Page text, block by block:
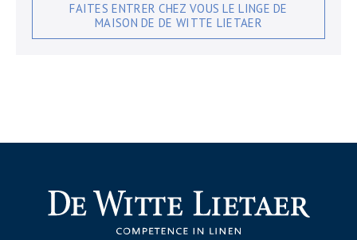
FAITES ENTRER CHEZ VOUS LE LINGE DE
MAISON DE DE WITTE LIETAER